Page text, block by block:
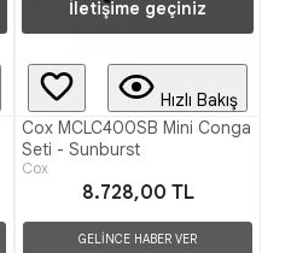
İletişime geçiniz
Hızlı Bakış
Cox MCLC400SB Mini Conga
Seti - Sunburst
Cox
8.728,00 TL
GELİNCE HABER VER